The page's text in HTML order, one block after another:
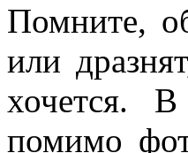
Помните,
или
хочется.
помимо